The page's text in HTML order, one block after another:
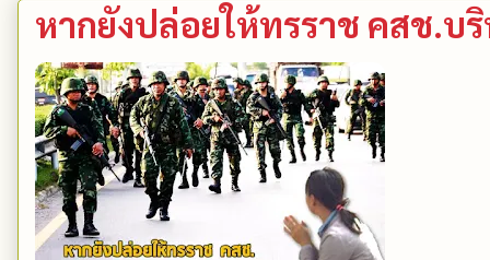
หากยังปล่อยให้ทรราช คสช.​บ